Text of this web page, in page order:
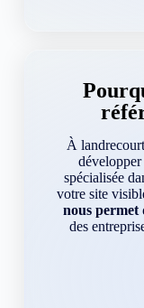
À
spécialisée
votre site
nous permet
des